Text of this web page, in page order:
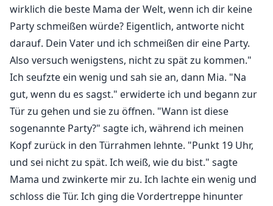
wirklich die beste Mama der Welt, wenn ich dir keine
Party schmeißen würde? Eigentlich, antworte nicht
darauf. Dein Vater und ich schmeißen dir eine Party.
Also versuch wenigstens, nicht zu spät zu kommen."
Ich seufzte ein wenig und sah sie an, dann Mia. "Na
gut, wenn du es sagst." erwiderte ich und begann zur
Tür zu gehen und sie zu öffnen. "Wann ist diese
sogenannte Party?" sagte ich, während ich meinen
Kopf zurück in den Türrahmen lehnte. "Punkt 19 Uhr,
und sei nicht zu spät. Ich weiß, wie du bist." sagte
Mama und zwinkerte mir zu. Ich lachte ein wenig und
schloss die Tür. Ich ging die Vordertreppe hinunter